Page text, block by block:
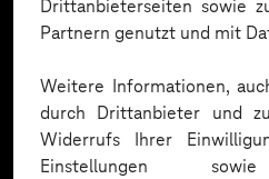
Drittanbieterseiten sowie
Partnern genutzt und mit
Weitere Informationen,
durch Drittanbieter und
Widerrufs Ihrer
Einstellungen